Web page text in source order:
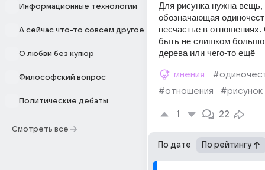
Информационные технологии
А сейчас что-то совсем другое
О любви без купюр
Философский вопрос
Политические дебаты
Смотреть все
Для рисунка нужна вещь,
обозначающая
несчастье в
быть не слишком
дерева или чего-то ещё
мнения
#отношения
#рисунок
1 22
По дате По рейтингу